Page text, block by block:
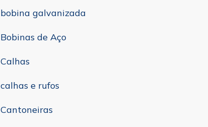
bobina galvanizada
Bobinas de Aço
Calhas
calhas e rufos
Cantoneiras